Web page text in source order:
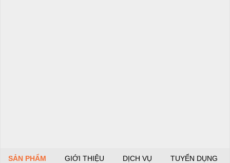
SẢN PHẨM GIỚI THIỆU DỊCH VỤ TUYỂN DỤNG